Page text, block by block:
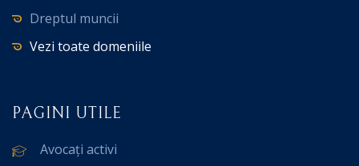
Dreptul muncii
Vezi toate domeniile
PAGINI UTILE
Avocați activi